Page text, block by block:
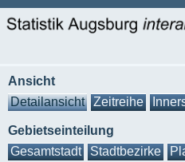
Ansicht
Detailansicht
Zeitreihe
Gebietseinteilung
Gesamtstadt
Stadtbezirke